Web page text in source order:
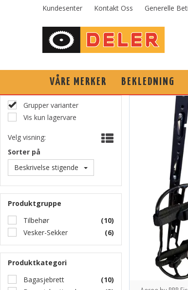
Kundesenter Kontakt Oss Generelle
VÅRE MERKER BEKLEDNING
Grupper varianter
Vis kun lagervare
Velg visning:
Sorter på
Beskrivelse stigende
Produktgruppe
Tilbehør
(10)
Vesker-Sekker
(6)
Produktkategori
Bagasjebrett
(10)